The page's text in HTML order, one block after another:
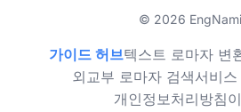
© 2026
가이드 허브텍스트 로마자 변
외교부 로마자 검색서비스
개인정보처리방침